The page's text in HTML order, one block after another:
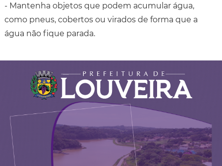
- Mantenha objetos que podem acumular água,
como pneus, cobertos ou virados de forma que a
água não fique parada.